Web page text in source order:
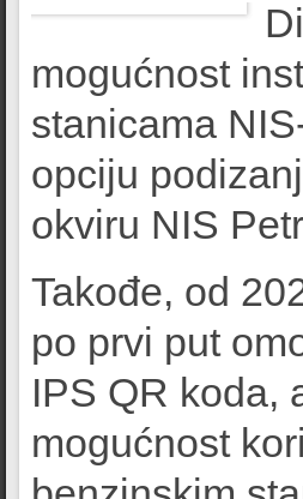
mogućnost
stanicama
opciju
okviru NIS
Takođe, od
po prvi put
IPS QR koda,
mogućnost